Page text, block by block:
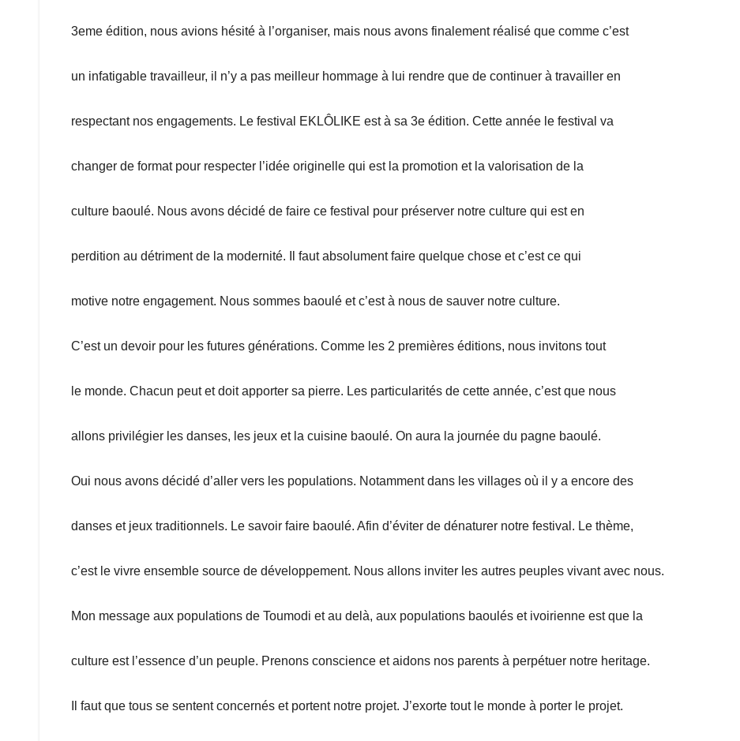
3eme édition, nous avions hésité à l’organiser, mais nous avons finalement réalisé que comme c’est
un infatigable travailleur, il n’y a pas meilleur hommage à lui rendre que de continuer à travailler en
respectant nos engagements. Le festival EKLÔLIKE est à sa 3e édition. Cette année le festival va
changer de format pour respecter l’idée originelle qui est la promotion et la valorisation de la
culture baoulé. Nous avons décidé de faire ce festival pour préserver notre culture qui est en
perdition au détriment de la modernité. Il faut absolument faire quelque chose et c’est ce qui
motive notre engagement. Nous sommes baoulé et c’est à nous de sauver notre culture.
C’est un devoir pour les futures générations. Comme les 2 premières éditions, nous invitons tout
le monde. Chacun peut et doit apporter sa pierre. Les particularités de cette année, c’est que nous
allons privilégier les danses, les jeux et la cuisine baoulé. On aura la journée du pagne baoulé.
Oui nous avons décidé d’aller vers les populations. Notamment dans les villages où il y a encore des
danses et jeux traditionnels. Le savoir faire baoulé. Afin d’éviter de dénaturer notre festival. Le thème,
c’est le vivre ensemble source de développement. Nous allons inviter les autres peuples vivant avec nous.
Mon message aux populations de Toumodi et au delà, aux populations baoulés et ivoirienne est que la
culture est l’essence d’un peuple. Prenons conscience et aidons nos parents à perpétuer notre heritage.
Il faut que tous se sentent concernés et portent notre projet. J’exorte tout le monde à porter le projet.